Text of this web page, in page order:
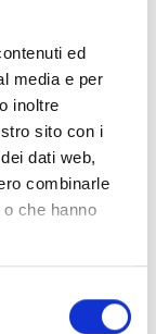
ed
media e per
inoltre
sito con i
dati web,
combinarle
che hanno